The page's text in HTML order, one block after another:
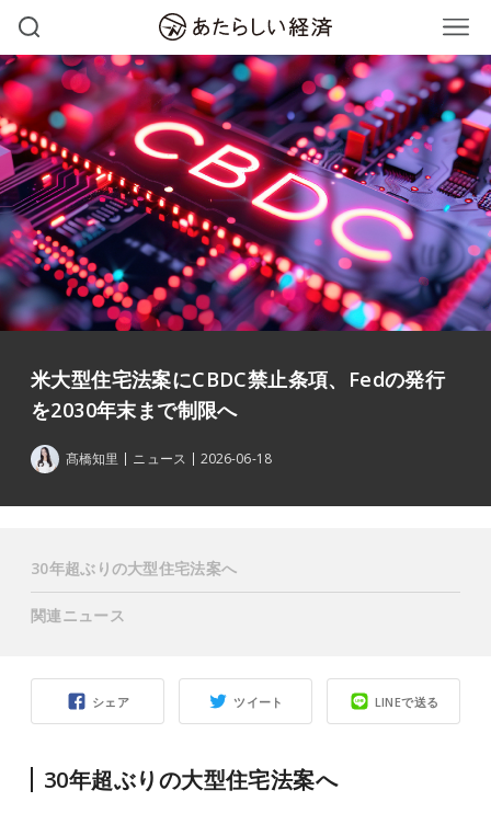
米大型住宅法案にCBDC禁止条項、Fedの発行
を2030年末まで制限へ
髙橋知里 ニュース 2026-06-18
シェア ツイート LINEで送る
30年超ぶりの大型住宅法案へ
30年超ぶりの大型住宅法案へ
関連ニュース